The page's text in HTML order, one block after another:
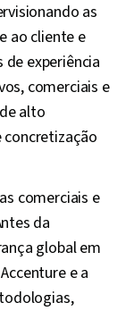
as
ao cliente e
experiência
comerciais e
alto
concretização
comerciais e
da
global em
e a